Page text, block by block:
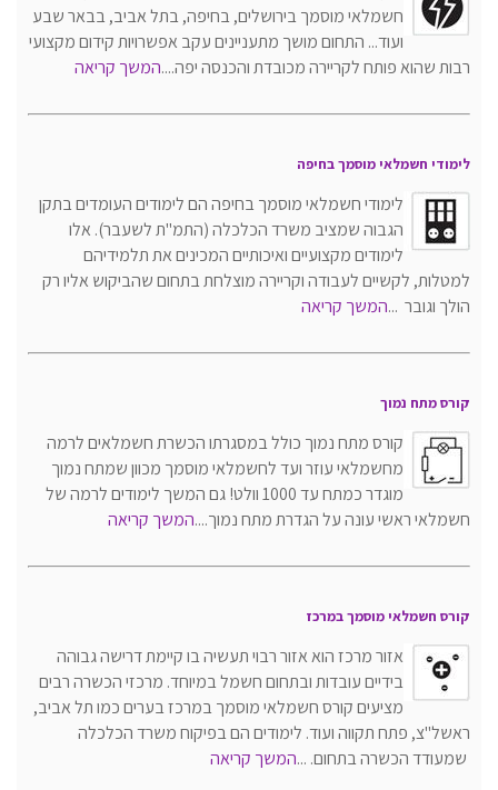
חשמלאי מוסמך בירושלים, בחיפה, בתל אביב, בבאר שבע
ועוד... התחום מושך מתעניינים עקב אפשרויות קידום מקצועי
רבות שהוא פותח לקריירה מכובדת והכנסה יפה....המשך קריאה
לימודי חשמלאי מוסמך בחיפה
לימודי חשמלאי מוסמך בחיפה הם לימודים העומדים בתקן
הגבוה שמציב משרד הכלכלה (התמ"ת לשעבר). אלו
לימודים מקצועיים ואיכותיים המכינים את תלמידיהם
למטלות, לקשיים לעבודה וקריירה מוצלחת בתחום שהביקוש אליו רק
הולך וגובר ...המשך קריאה
קורס מתח נמוך
קורס מתח נמוך כולל במסגרתו הכשרת חשמלאים לרמה
מחשמלאי עוזר ועד לחשמלאי מוסמך מכוון שמתח נמוך
מוגדר כמתח עד 1000 וולט! גם המשך לימודים לרמה של
חשמלאי ראשי עונה על הגדרת מתח נמוך....המשך קריאה
קורס חשמלאי מוסמך במרכז
אזור מרכז הוא אזור רבוי תעשיה בו קיימת דרישה גבוהה
בידיים עובדות ובתחום חשמל במיוחד. מרכזי הכשרה רבים
מציעים קורס חשמלאי מוסמך במרכז בערים כמו תל אביב,
ראשל"צ, פתח תקווה ועוד. לימודים הם בפיקוח משרד הכלכלה
שמעודד הכשרה בתחום. ...המשך קריאה